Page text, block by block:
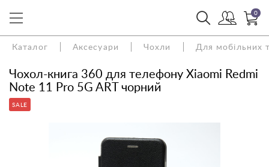
0
Каталог Аксесуари Чохли Для мобільних
Чохол-книга 360 для телефону Xiaomi Redmi
Note 11 Pro 5G ART чорний
SALE